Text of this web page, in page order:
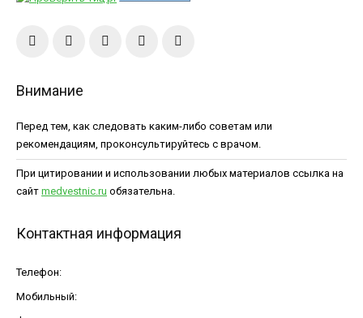
Внимание
Перед тем, как следовать каким-либо советам или
рекомендациям, проконсультируйтесь с врачом.
При цитировании и использовании любых материалов ссылка на
сайт medvestnic.ru обязательна.
Контактная информация
Телефон:
Мобильный: